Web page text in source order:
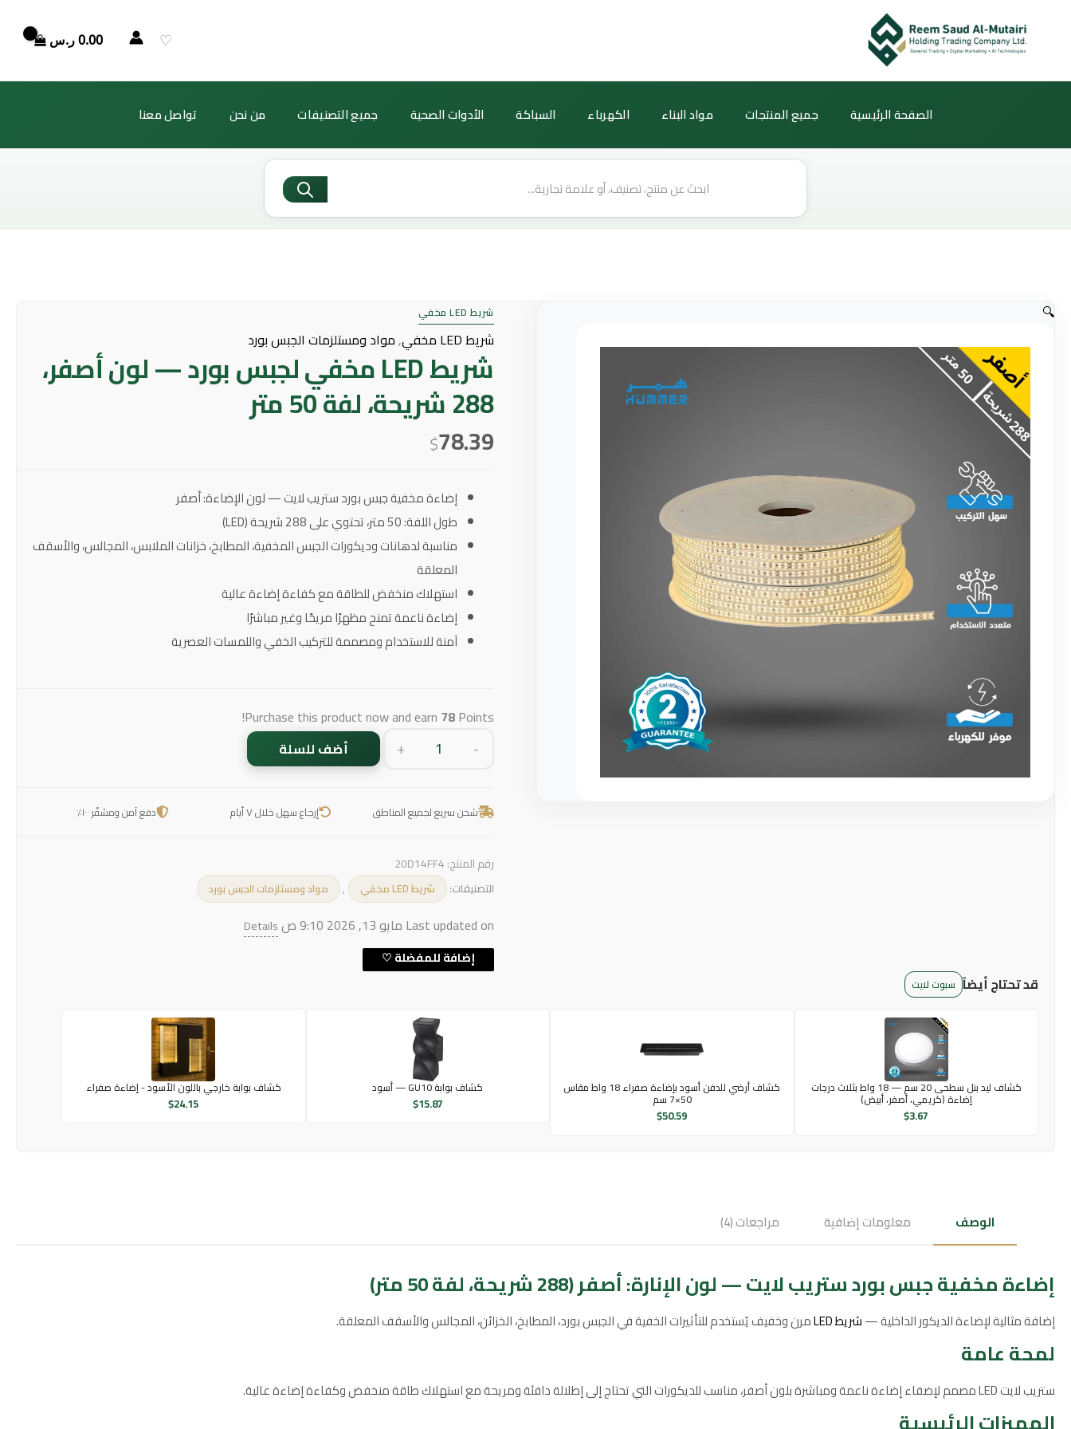
♡
0.00ر.س
الصفحة الرئيسية جميع المنتجات مواد البناء الكهرباء السباكة الأدوات الصحية جميع التصنيفات من نحن تواصل معنا
Products
🔍 شريط LED مخفي
شريط LED مخفي ,مواد ومستلزمات الجبس بورد
شريط LED مخفي لجبس بورد — لون أصفر،
288 شريحة، لفة 50 متر
$78.39
إضاءة مخفية جبس بورد ستريب لايت — لون الإضاءة: أصفر
طول اللفة: 50 متر، تحتوي على 288 شريحة (LED)
مناسبة لدهانات وديكورات الجبس المخفية، المطابخ، خزانات الملابس، المجالس، والأسقف
المعلقة
استهلاك منخفض للطاقة مع كفاءة إضاءة عالية
إضاءة ناعمة تمنح مظهرًا مريحًا وغير مباشرًا
آمنة للاستخدام ومصممة للتركيب الخفي واللمسات العصرية
Purchase this product now and earn 78Points!
-
بورد
لون
شريحة،
+ أضف للسلة
شحن سريع لجميع المناطق إرجاع سهل خلال ٧ أيام دفع آمن ومشفّر ١٠٠٪
رقم المنتج:20D14FF4
التصنيفات: شريط LED مخفي , مواد ومستلزمات الجبس بورد
Last updated on مايو 13, 2026 9:10 ص Details
قد تحتاج أيضاً سبوت لايت
كشاف ليد بنل سطحى 20 سم — 18 واط بثلاث درجات
إضاءة (كريمي، أصفر، أبيض)
$3.67
كشاف أرضي للدفن أسود بإضاءة صفراء 18 واط مقاس
50×7 سم
$50.59
كشاف بوابة GU10 — أسود
$15.87
كشاف بوابة خارجي باللون الأسود - إضاءة صفراء
$24.15
الوصف معلومات إضافية مراجعات (4)
إضاءة مخفية جبس بورد ستريب لايت — لون الإنارة: أصفر (288 شريحة، لفة 50 متر)
إضافة مثالية لإضاءة الديكور الداخلية —شريط LED مرن وخفيف يُستخدم للتأثيرات الخفية في الجبس بورد، المطابخ، الخزائن، المجالس والأسقف المعلقة.
لمحة عامة
ستريب لايت LED مصمم لإضفاء إضاءة ناعمة ومباشرة بلون أصفر، مناسب للديكورات التي تحتاج إلى إطلالة دافئة ومريحة مع استهلاك طاقة منخفض وكفاءة إضاءة عالية.